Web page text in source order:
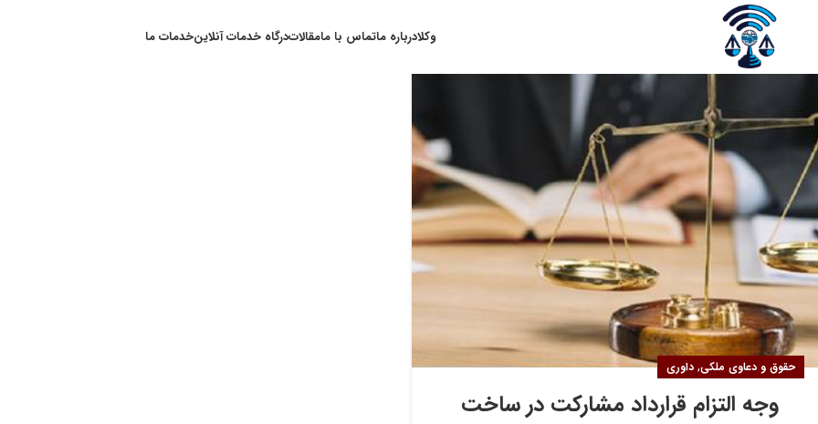
وکلادرباره ماتماس با مامقالاتدرگاه خدمات آنلاینخدمات ما
اردیبهشت
حقوق و دعاوی ملکی, داوری
وجه التزام قرارداد مشارکت در ساخت